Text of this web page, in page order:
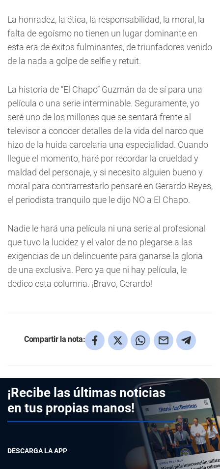
La honradez, la ética, la responsabilidad, la moral, la
falta de egoísmo no tienen un lugar dominante en
esta era de éxitos fulminantes, de triunfadores venido
de la nada a golpe de selfie y retuit.
La historia de “El Chapo” Guzmán da de sí para una
película o una serie interminable. Seguramente, yo
seré uno de los millones que se sentará frente al
televisor a conocer detalles de la vida del narco que
hizo de la huida carcelaria una especialidad. Cuando
llegue el momento, haré por recordar la crueldad y
maldad del personaje, y si necesito alguien bueno y
moral para contrarrestarlo pensaré en Gerardo Reyes,
el periodista tranquilo que le dijo NO a El Chapo.
Nadie le hará una película ni una serie al profesional
que tuvo la lucidez y el valor de no plegarse a las
exigencias de un delincuente para ganarse la gloria
de una exclusiva. Pero ya que ni hay película, le
dedico esta columna. ¡Bravo, Gerardo!
Compartir la nota:
¡Recibe las últimas noticias
en tus propias manos!
DESCARGA LA APP